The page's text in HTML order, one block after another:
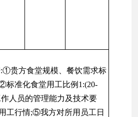
贵方食堂规模、餐饮需求标
标准化食堂用工比例1:(20-
人员的管理能力及技术要
工行情;⑤我方对所用员工日